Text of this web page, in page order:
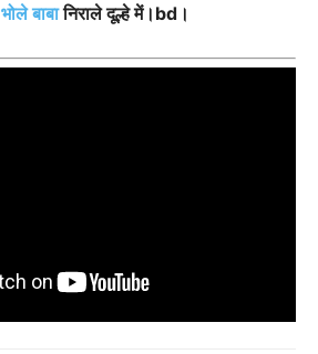
भोले बाबानिराले दूल्हे में।bd।